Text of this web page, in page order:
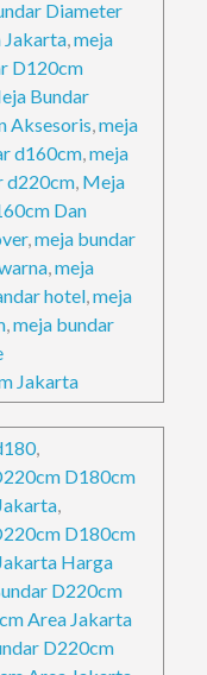
Diameter
Jakarta,meja
D120cm
Bundar
Aksesoris,meja
d160cm,meja
d220cm, Meja
Dan
,meja bundar
,meja
hotel,meja
,meja bundar
Jakarta
,
D180cm
,
D180cm
Harga
D220cm
Area Jakarta
D220cm